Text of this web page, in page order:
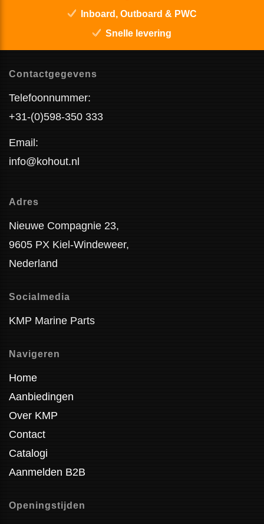
Inboard, Outboard & PWC
Snelle levering
Contactgegevens
Telefoonnummer:
+31-(0)598-350 333
Email:
info@kohout.nl
Adres
Nieuwe Compagnie 23,
9605 PX Kiel-Windeweer,
Nederland
Socialmedia
KMP Marine Parts
Navigeren
Home
Aanbiedingen
Over KMP
Contact
Catalogi
Aanmelden B2B
Openingstijden